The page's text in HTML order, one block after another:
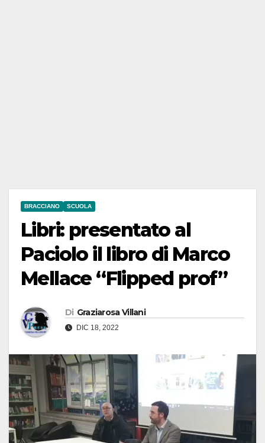
BRACCIANO SCUOLA
Libri: presentato al
Paciolo il libro di Marco
Mellace “Flipped prof”
Di Graziarosa Villani
DIC 18, 2022